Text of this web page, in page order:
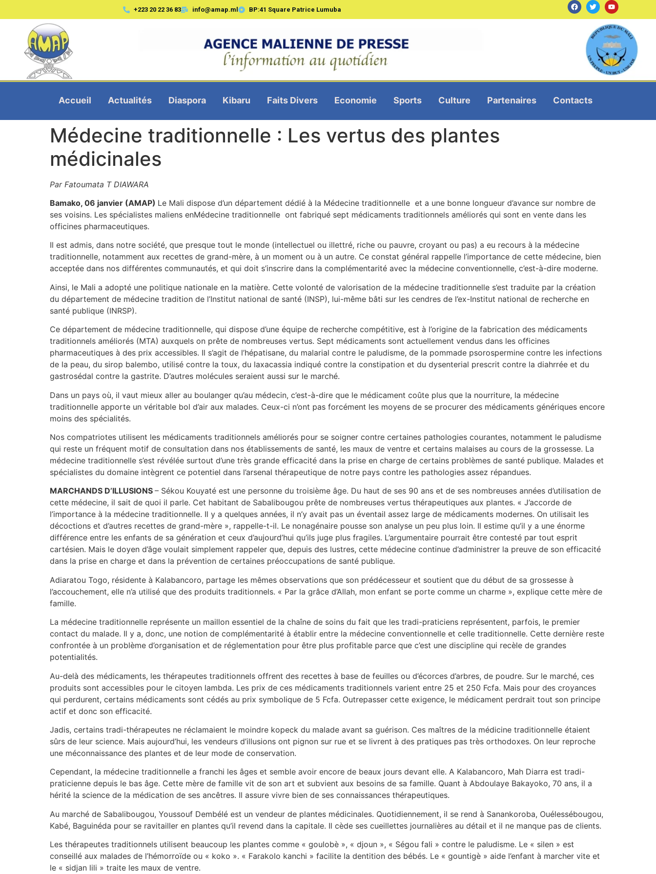
+223 20 22 36 83 info@amap.ml BP:41 Square Patrice Lumuba
Accueil Actualités Diaspora Kibaru Faits Divers Economie Sports Culture Partenaires Contacts
Médecine traditionnelle : Les vertus des plantes
médicinales
Par Fatoumata T DIAWARA
Bamako, 06 janvier (AMAP) Le Mali dispose d’un département dédié à la Médecine traditionnelle et a une bonne longueur d’avance sur nombre de
ses voisins. Les spécialistes maliens enMédecine traditionnelle ont fabriqué sept médicaments traditionnels améliorés qui sont en vente dans les
officines pharmaceutiques.
Il est admis, dans notre société, que presque tout le monde (intellectuel ou illettré, riche ou pauvre, croyant ou pas) a eu recours à la médecine
traditionnelle, notamment aux recettes de grand-mère, à un moment ou à un autre. Ce constat général rappelle l’importance de cette médecine, bien
acceptée dans nos différentes communautés, et qui doit s’inscrire dans la complémentarité avec la médecine conventionnelle, c’est-à-dire moderne.
Ainsi, le Mali a adopté une politique nationale en la matière. Cette volonté de valorisation de la médecine traditionnelle s’est traduite par la création
du département de médecine tradition de l’Institut national de santé (INSP), lui-même bâti sur les cendres de l’ex-Institut national de recherche en
santé publique (INRSP).
Ce département de médecine traditionnelle, qui dispose d’une équipe de recherche compétitive, est à l’origine de la fabrication des médicaments
traditionnels améliorés (MTA) auxquels on prête de nombreuses vertus. Sept médicaments sont actuellement vendus dans les officines
pharmaceutiques à des prix accessibles. Il s’agit de l’hépatisane, du malarial contre le paludisme, de la pommade psorospermine contre les infections
de la peau, du sirop balembo, utilisé contre la toux, du laxacassia indiqué contre la constipation et du dysenterial prescrit contre la diahrrée et du
gastrosédal contre la gastrite. D’autres molécules seraient aussi sur le marché.
Dans un pays où, il vaut mieux aller au boulanger qu’au médecin, c’est-à-dire que le médicament coûte plus que la nourriture, la médecine
traditionnelle apporte un véritable bol d’air aux malades. Ceux-ci n’ont pas forcément les moyens de se procurer des médicaments génériques encore
moins des spécialités.
Nos compatriotes utilisent les médicaments traditionnels améliorés pour se soigner contre certaines pathologies courantes, notamment le paludisme
qui reste un fréquent motif de consultation dans nos établissements de santé, les maux de ventre et certains malaises au cours de la grossesse. La
médecine traditionnelle s’est révélée surtout d’une très grande efficacité dans la prise en charge de certains problèmes de santé publique. Malades et
spécialistes du domaine intègrent ce potentiel dans l’arsenal thérapeutique de notre pays contre les pathologies assez répandues.
MARCHANDS D’ILLUSIONS – Sékou Kouyaté est une personne du troisième âge. Du haut de ses 90 ans et de ses nombreuses années d’utilisation de
cette médecine, il sait de quoi il parle. Cet habitant de Sabalibougou prête de nombreuses vertus thérapeutiques aux plantes. « J’accorde de
l’importance à la médecine traditionnelle. Il y a quelques années, il n’y avait pas un éventail assez large de médicaments modernes. On utilisait les
décoctions et d’autres recettes de grand-mère », rappelle-t-il. Le nonagénaire pousse son analyse un peu plus loin. Il estime qu’il y a une énorme
différence entre les enfants de sa génération et ceux d’aujourd’hui qu’ils juge plus fragiles. L’argumentaire pourrait être contesté par tout esprit
cartésien. Mais le doyen d’âge voulait simplement rappeler que, depuis des lustres, cette médecine continue d’administrer la preuve de son efficacité
dans la prise en charge et dans la prévention de certaines préoccupations de santé publique.
Adiaratou Togo, résidente à Kalabancoro, partage les mêmes observations que son prédécesseur et soutient que du début de sa grossesse à
l’accouchement, elle n’a utilisé que des produits traditionnels. « Par la grâce d’Allah, mon enfant se porte comme un charme », explique cette mère de
famille.
La médecine traditionnelle représente un maillon essentiel de la chaîne de soins du fait que les tradi-praticiens représentent, parfois, le premier
contact du malade. Il y a, donc, une notion de complémentarité à établir entre la médecine conventionnelle et celle traditionnelle. Cette dernière reste
confrontée à un problème d’organisation et de réglementation pour être plus profitable parce que c’est une discipline qui recèle de grandes
potentialités.
Au-delà des médicaments, les thérapeutes traditionnels offrent des recettes à base de feuilles ou d’écorces d’arbres, de poudre. Sur le marché, ces
produits sont accessibles pour le citoyen lambda. Les prix de ces médicaments traditionnels varient entre 25 et 250 Fcfa. Mais pour des croyances
qui perdurent, certains médicaments sont cédés au prix symbolique de 5 Fcfa. Outrepasser cette exigence, le médicament perdrait tout son principe
actif et donc son efficacité.
Jadis, certains tradi-thérapeutes ne réclamaient le moindre kopeck du malade avant sa guérison. Ces maîtres de la médicine traditionnelle étaient
sûrs de leur science. Mais aujourd’hui, les vendeurs d’illusions ont pignon sur rue et se livrent à des pratiques pas très orthodoxes. On leur reproche
une méconnaissance des plantes et de leur mode de conservation.
Cependant, la médecine traditionnelle a franchi les âges et semble avoir encore de beaux jours devant elle. A Kalabancoro, Mah Diarra est tradi-
praticienne depuis le bas âge. Cette mère de famille vit de son art et subvient aux besoins de sa famille. Quant à Abdoulaye Bakayoko, 70 ans, il a
hérité la science de la médication de ses ancêtres. Il assure vivre bien de ses connaissances thérapeutiques.
Au marché de Sabalibougou, Youssouf Dembélé est un vendeur de plantes médicinales. Quotidiennement, il se rend à Sanankoroba, Ouélessébougou,
Kabé, Baguinéda pour se ravitailler en plantes qu’il revend dans la capitale. Il cède ses cueillettes journalières au détail et il ne manque pas de clients.
Les thérapeutes traditionnels utilisent beaucoup les plantes comme « goulobè », « djoun », « Ségou fali » contre le paludisme. Le « silen » est
conseillé aux malades de l’hémorroïde ou « koko ». « Farakolo kanchi » facilite la dentition des bébés. Le « gountigè » aide l’enfant à marcher vite et
le « sidjan lili » traite les maux de ventre.